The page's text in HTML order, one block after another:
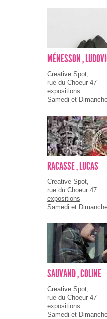
MÉNESSON ,
Creative Spot,
rue du Choeur 47
expositions
Samedi et
RACASSE , LUCAS
Creative Spot,
rue du Choeur 47
expositions
Samedi et
SAUVAND , COLINE
Creative Spot,
rue du Choeur 47
expositions
Samedi et